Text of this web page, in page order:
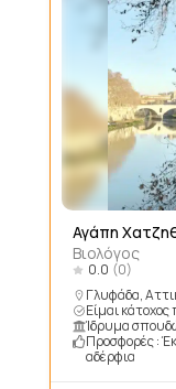
Αγάπη
Βιολόγος
0.0 (0)
Γλυφάδα,
Είμαι
Ίδρυμα
Προσφορές :
αδέρφια